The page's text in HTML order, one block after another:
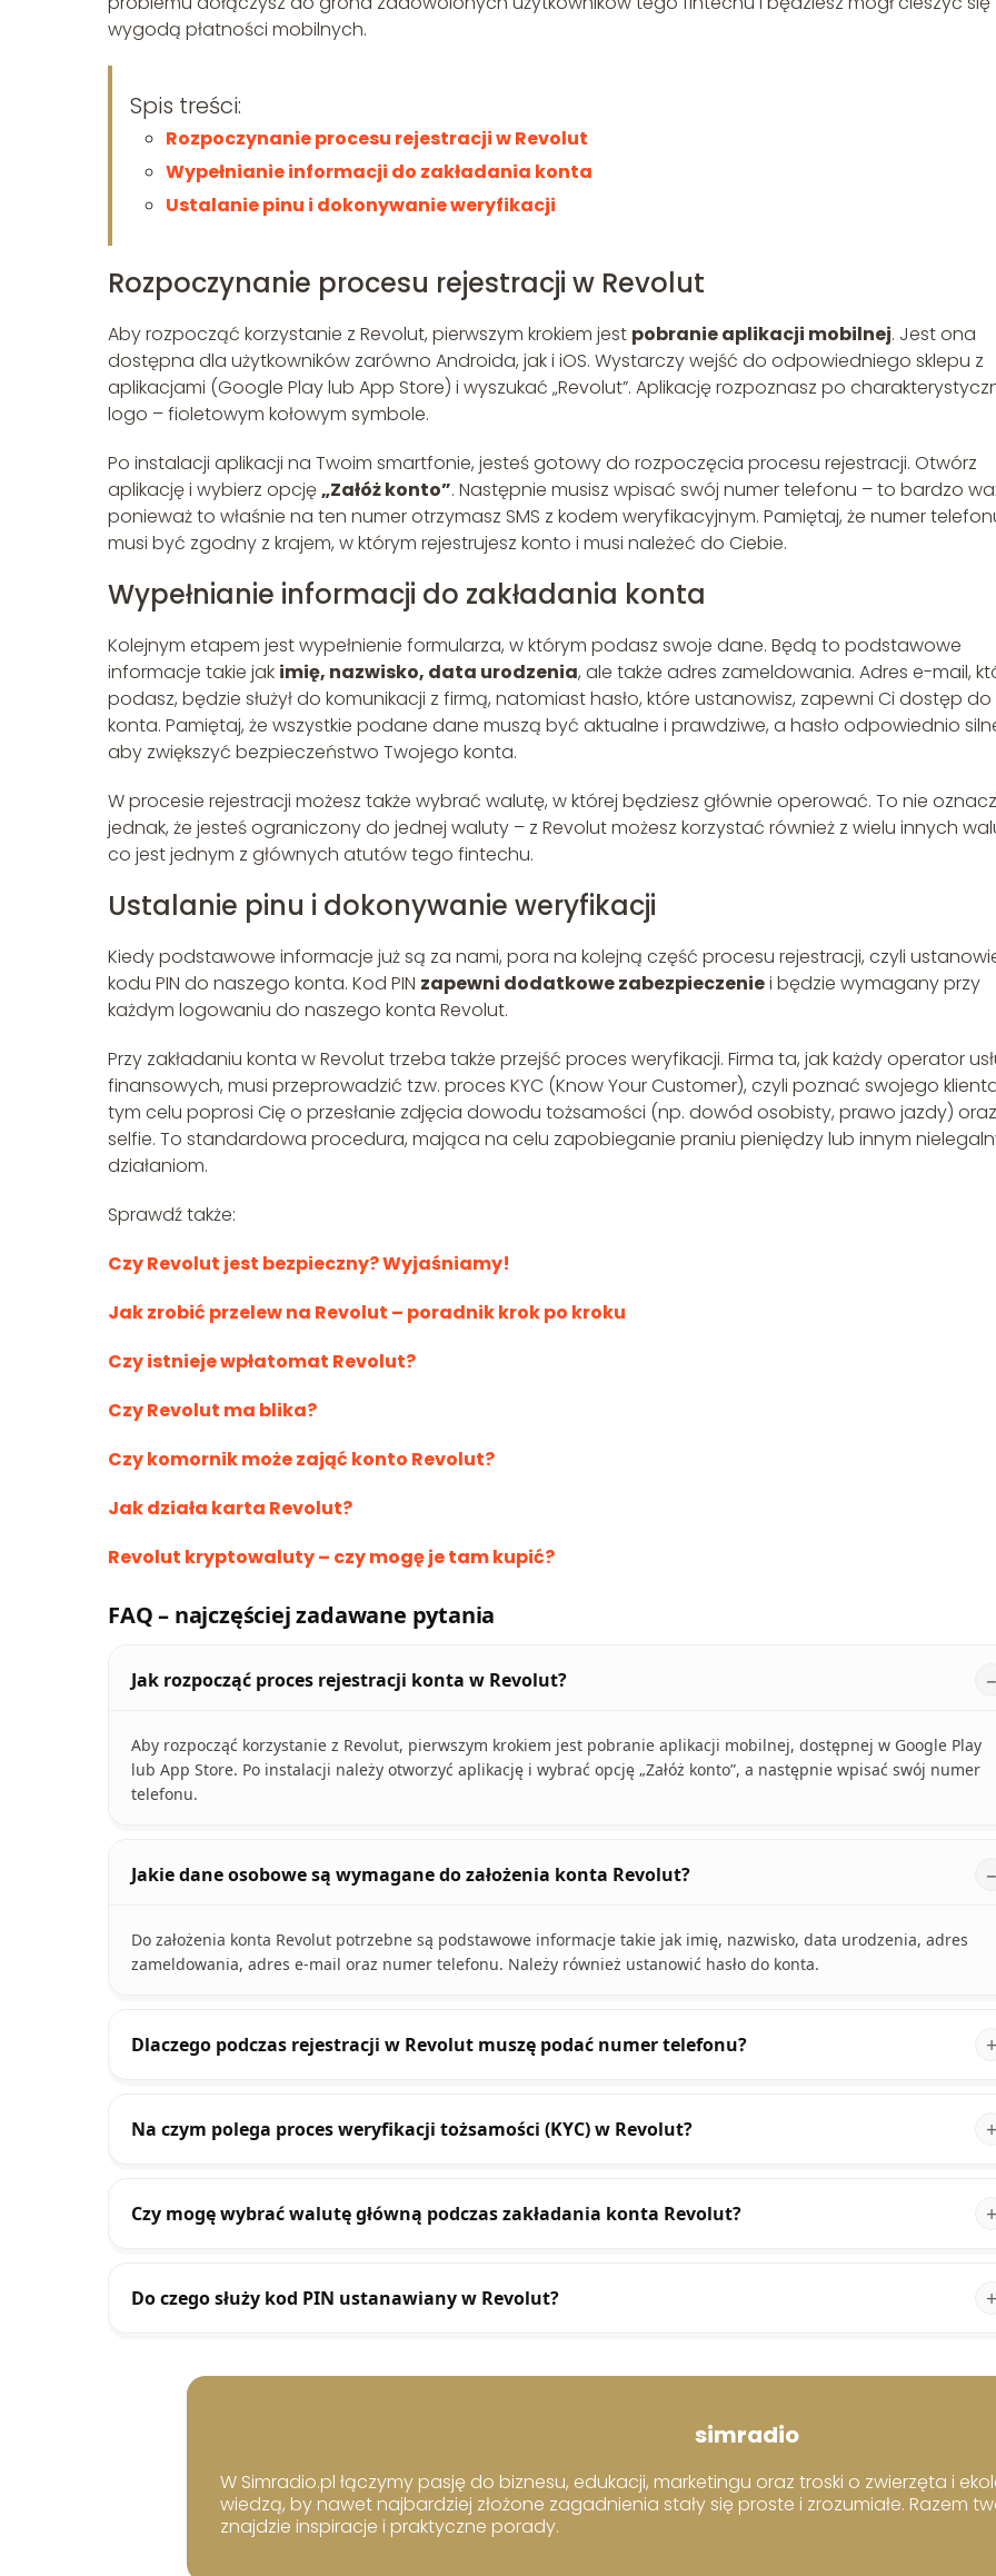
wygodą płatności mobilnych.
Spis treści:
Rozpoczynanie procesu rejestracji w Revolut
Wypełnianie informacji do zakładania konta
Ustalanie pinu i dokonywanie weryfikacji
Rozpoczynanie procesu rejestracji w Revolut
Aby rozpocząć korzystanie z Revolut, pierwszym krokiem jest pobranie aplikacji mobilnej. Jest ona
dostępna dla użytkowników zarówno Androida, jak i iOS. Wystarczy wejść do odpowiedniego sklepu z
aplikacjami (Google Play lub App Store) i wyszukać „Revolut”. Aplikację rozpoznasz po
logo – fioletowym kołowym symbole.
Po instalacji aplikacji na Twoim smartfonie, jesteś gotowy do rozpoczęcia procesu rejestracji. Otwórz
aplikację i wybierz opcję „Załóż konto”. Następnie musisz wpisać swój numer telefonu – to bardzo
ponieważ to właśnie na ten numer otrzymasz SMS z kodem weryfikacyjnym. Pamiętaj, że numer
musi być zgodny z krajem, w którym rejestrujesz konto i musi należeć do Ciebie.
Wypełnianie informacji do zakładania konta
Kolejnym etapem jest wypełnienie formularza, w którym podasz swoje dane. Będą to podstawowe
informacje takie jak imię, nazwisko, data urodzenia, ale także adres zameldowania. Adres e-mail,
podasz, będzie służył do komunikacji z firmą, natomiast hasło, które ustanowisz, zapewni Ci dostęp do
konta. Pamiętaj, że wszystkie podane dane muszą być aktualne i prawdziwe, a hasło odpowiednio
aby zwiększyć bezpieczeństwo Twojego konta.
W procesie rejestracji możesz także wybrać walutę, w której będziesz głównie operować. To nie
jednak, że jesteś ograniczony do jednej waluty – z Revolut możesz korzystać również z wielu innych
co jest jednym z głównych atutów tego fintechu.
Ustalanie pinu i dokonywanie weryfikacji
Kiedy podstawowe informacje już są za nami, pora na kolejną część procesu rejestracji, czyli
kodu PIN do naszego konta. Kod PIN zapewni dodatkowe zabezpieczeniei będzie wymagany przy
każdym logowaniu do naszego konta Revolut.
Przy zakładaniu konta w Revolut trzeba także przejść proces weryfikacji. Firma ta, jak każdy operator
finansowych, musi przeprowadzić tzw. proces KYC (Know Your Customer), czyli poznać swojego
tym celu poprosi Cię o przesłanie zdjęcia dowodu tożsamości (np. dowód osobisty, prawo jazdy) oraz
selfie. To standardowa procedura, mająca na celu zapobieganie praniu pieniędzy lub innym
działaniom.
Sprawdź także:
Czy Revolut jest bezpieczny? Wyjaśniamy!
Jak zrobić przelew na Revolut – poradnik krok po kroku
Czy istnieje wpłatomat Revolut?
Czy Revolut ma blika?
Czy komornik może zająć konto Revolut?
Jak działa karta Revolut?
Revolut kryptowaluty – czy mogę je tam kupić?
FAQ – najczęściej zadawane pytania
Jak rozpocząć proces rejestracji konta w Revolut?
Aby rozpocząć korzystanie z Revolut, pierwszym krokiem jest pobranie aplikacji mobilnej, dostępnej w Google Play
lub App Store. Po instalacji należy otworzyć aplikację i wybrać opcję „Załóż konto”, a następnie wpisać swój numer
telefonu.
Jakie dane osobowe są wymagane do założenia konta Revolut?
Do założenia konta Revolut potrzebne są podstawowe informacje takie jak imię, nazwisko, data urodzenia, adres
zameldowania, adres e-mail oraz numer telefonu. Należy również ustanowić hasło do konta.
Dlaczego podczas rejestracji w Revolut muszę podać numer telefonu?
Na czym polega proces weryfikacji tożsamości (KYC) w Revolut?
Czy mogę wybrać walutę główną podczas zakładania konta Revolut?
Do czego służy kod PIN ustanawiany w Revolut?
simradio
W Simradio.pl łączymy pasję do biznesu, edukacji, marketingu oraz troski o zwierzęta i
wiedzą, by nawet najbardziej złożone zagadnienia stały się proste i zrozumiałe. Razem
znajdzie inspiracje i praktyczne porady.